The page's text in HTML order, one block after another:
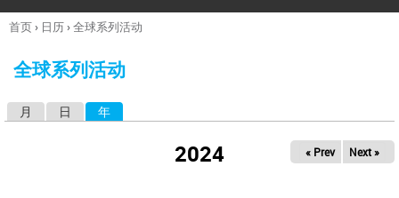
你
这
首页› 日历›全球系列活动
全球系列活动
月 日 年
2024 « Prev Next »